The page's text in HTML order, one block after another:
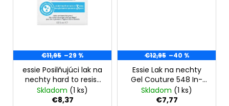
€11,95 –29 %
essie Posilňujúci lak na
nechty hard to resist
advanced, 13,5 ml
Skladom (1 ks)
€8,37
€12,95 –40 %
Essie Lak na nechty
Gel Couture 548 In-
Vest In Style, 13,5 ml
Skladom (1 ks)
€7,77